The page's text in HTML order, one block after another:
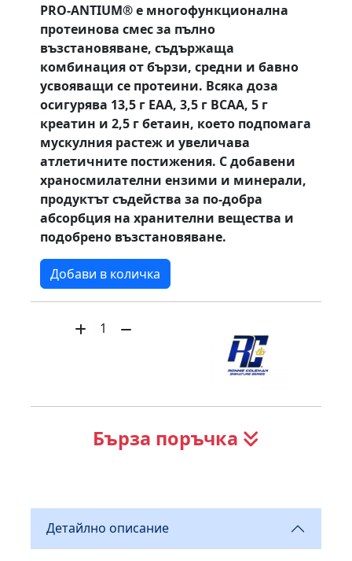
PRO-ANTIUM® е многофункционална
протеинова смес за пълно
възстановяване, съдържаща
комбинация от бързи, средни и бавно
усвояващи се протеини. Всяка доза
осигурява 13,5 г EAA, 3,5 г BCAA, 5 г
креатин и 2,5 г бетаин, което подпомага
мускулния растеж и увеличава
атлетичните постижения. С добавени
храносмилателни ензими и минерали,
продуктът съдейства за по-добра
абсорбция на хранителни вещества и
подобрено възстановяване.
Добави в количка
1
Бърза поръчка
Детайлно описание